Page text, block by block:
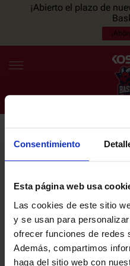
Consentimiento
Esta página web usa
Las cookies de este sitio
y se usan para
ofrecer funciones de redes
Además, compartimos
haga del sitio web con
¡Abierto el plazo de
ES EU
últimas noticias y promociones
Email
He leído y acepto laPolítica de